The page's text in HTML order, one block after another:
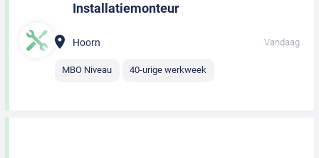
Installatiemonteur
Hoorn Vandaag
MBO Niveau 40-urige werkweek